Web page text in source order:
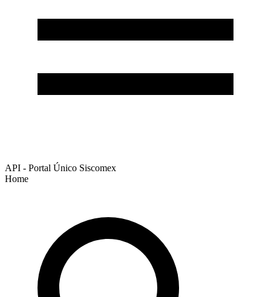
API - Portal Único Siscomex
Home